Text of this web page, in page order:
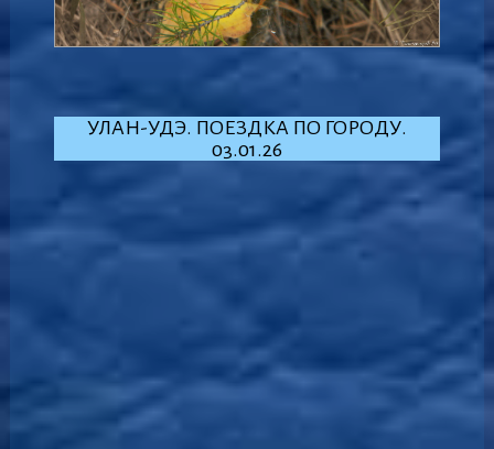
УЛАН-УДЭ. ПОЕЗДКА ПО ГОРОДУ.
03.01.26